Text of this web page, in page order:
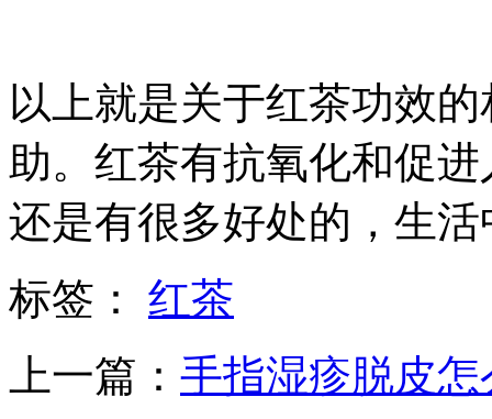
以上就是关于红茶功效
助。红茶有抗氧化和促
还是有很多好处的，生
标签： 红茶
上一篇： 手指湿疹脱皮